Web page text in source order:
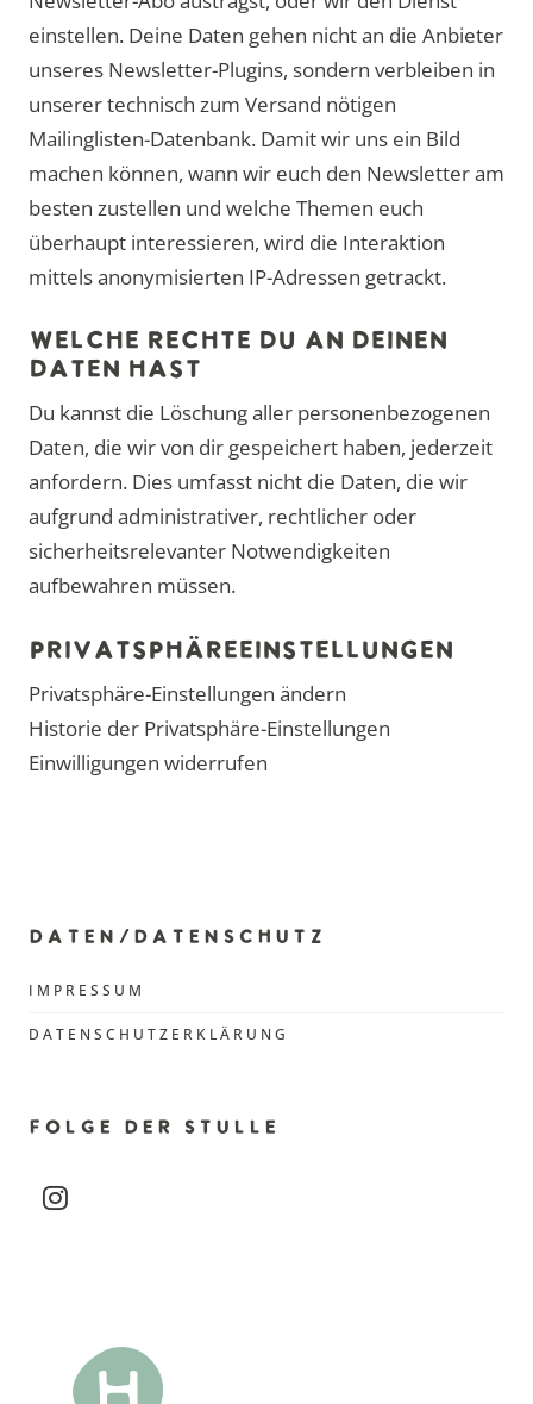
einstellen. Deine Daten gehen nicht an die Anbieter
unseres Newsletter-Plugins, sondern verbleiben in
unserer technisch zum Versand nötigen
Mailinglisten-Datenbank. Damit wir uns ein Bild
machen können, wann wir euch den Newsletter am
besten zustellen und welche Themen euch
überhaupt interessieren, wird die Interaktion
mittels anonymisierten IP-Adressen getrackt.
WELCHE RECHTE DU AN DEINEN
DATEN HAST
Du kannst die Löschung aller personenbezogenen
Daten, die wir von dir gespeichert haben, jederzeit
anfordern. Dies umfasst nicht die Daten, die wir
aufgrund administrativer, rechtlicher oder
sicherheitsrelevanter Notwendigkeiten
aufbewahren müssen.
PRIVATSPHÄREEINSTELLUNGEN
Privatsphäre-Einstellungen ändern
Historie der Privatsphäre-Einstellungen
Einwilligungen widerrufen
DATEN/DATENSCHUTZ
IMPRESSUM
DATENSCHUTZERKLÄRUNG
FOLGE DER STULLE
instagram